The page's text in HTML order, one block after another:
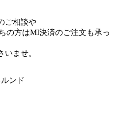
ご相談や
の方はMI決済のご注文も承っ
ませ。
ンド